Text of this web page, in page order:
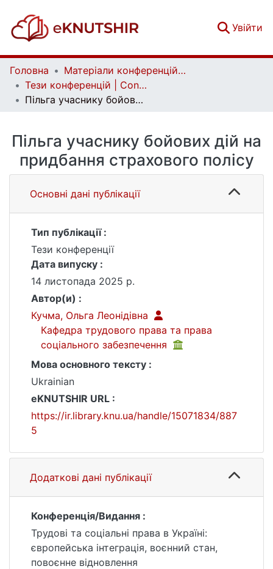
Увійти
Головна
Матеріали конференцій | Conference materials
Тези конференцій | Conference papers
Пільга учаснику бойових дій на придбання страхового полісу
Пільга учаснику бойових дій на
придбання страхового полісу
Основні дані публікації
Тип публікації :
Тези конференції
Дата випуску :
14 листопада 2025 р.
Автор(и) :
Кучма, Ольга Леонідівна
Кафедра трудового права та права
соціального забезпечення
Мова основного тексту :
Ukrainian
eKNUTSHIR URL :
https://ir.library.knu.ua/handle/15071834/887
5
Додаткові дані публікації
Конференція/Видання :
Трудові та соціальні права в Україні:
європейська інтеграція, воєнний стан,
повоєнне відновлення